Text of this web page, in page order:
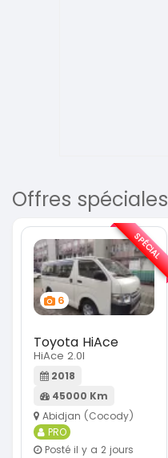
Offres spéciales
6
Toyota HiAce
HiAce 2.0l
2018
45000 Km
Abidjan (Cocody)
PRO
Posté il y a 2 jours
SPÉCIAL